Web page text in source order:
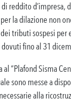
reddito d’impresa,
la dilazione non
tributi sospesi
fino al 31
al “Plafond Sisma
sono messe a
alla